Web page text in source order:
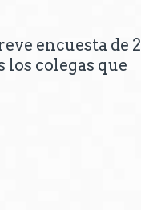
encuesta de 2
colegas que